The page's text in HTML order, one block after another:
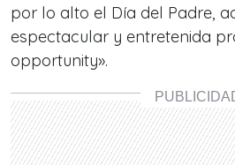
por lo alto el Día del Padre,
espectacular y entretenida
opportunity».